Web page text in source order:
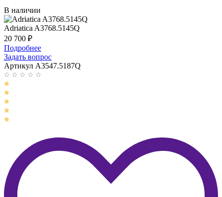
В наличии
Adriatica A3768.5145Q
20 700 ₽
Подробнее
Задать вопрос
Артикул A3547.5187Q